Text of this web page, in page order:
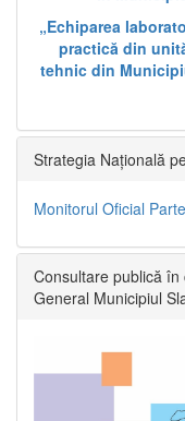
„Echiparea
practică din
tehnic din
Strategia Națională
Monitorul Oficial
Consultare publică în
General Municipiul